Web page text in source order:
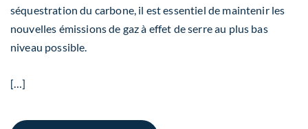
séquestration du carbone, il est essentiel de maintenir les
nouvelles émissions de gaz à effet de serre au plus bas
niveau possible.
[…]